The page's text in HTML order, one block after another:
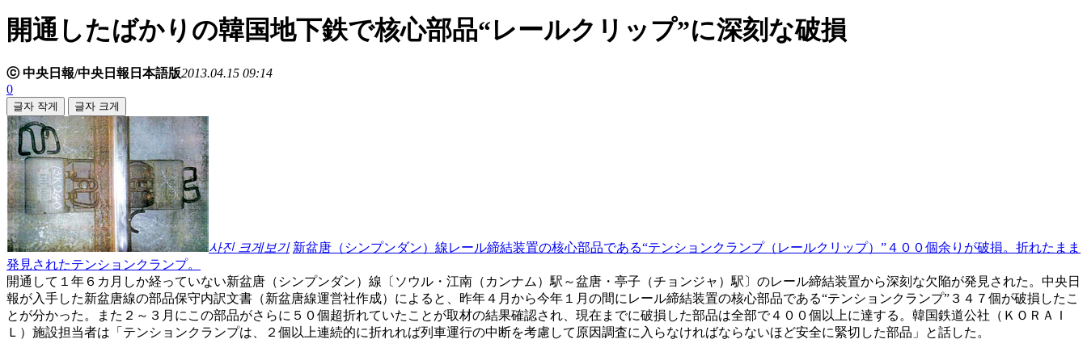
開通したばかりの韓国地下鉄で核心部品“レールクリップ”に深刻な破損
ⓒ 中央日報/中央日報日本語版2013.04.15 09:14
0
글자 작게 글자 크게
사진 크게보기 新盆唐（シンプンダン）線レール締結装置の核心部品である“テンションクランプ（レールクリップ）”４００個余りが破損。折れたまま
発見されたテンションクランプ。
開通して１年６カ月しか経っていない新盆唐（シンプンダン）線〔ソウル・江南（カンナム）駅～盆唐・亭子（チョンジャ）駅〕のレール締結装置から深刻な欠陥が発見された。中央日
報が入手した新盆唐線の部品保守内訳文書（新盆唐線運営社作成）によると、昨年４月から今年１月の間にレール締結装置の核心部品である“テンションクランプ”３４７個が破損したこ
とが分かった。また２～３月にこの部品がさらに５０個超折れていたことが取材の結果確認され、現在までに破損した部品は全部で４００個以上に達する。韓国鉄道公社（ＫＯＲＡＩ
Ｌ）施設担当者は「テンションクランプは、２個以上連続的に折れれば列車運行の中断を考慮して原因調査に入らなければならないほど安全に緊切した部品」と話した。